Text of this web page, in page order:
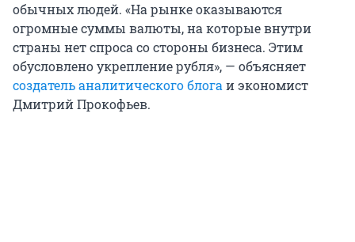
обычных людей. «На рынке оказываются
огромные суммы валюты, на которые внутри
страны нет спроса со стороны бизнеса. Этим
обусловлено укрепление рубля», — объясняет
создатель аналитического блогаи экономист
Дмитрий Прокофьев.